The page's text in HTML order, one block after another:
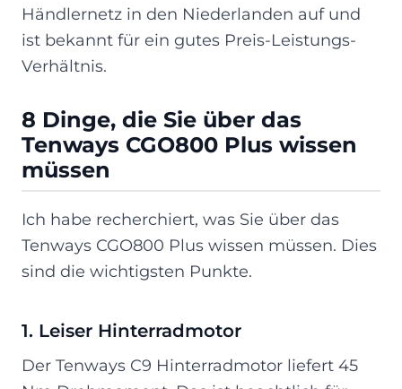
Händlernetz in den Niederlanden auf und
ist bekannt für ein gutes Preis-Leistungs-
Verhältnis.
8 Dinge, die Sie über das
Tenways CGO800 Plus wissen
müssen
Ich habe recherchiert, was Sie über das
Tenways CGO800 Plus wissen müssen. Dies
sind die wichtigsten Punkte.
1. Leiser Hinterradmotor
Der Tenways C9 Hinterradmotor liefert 45